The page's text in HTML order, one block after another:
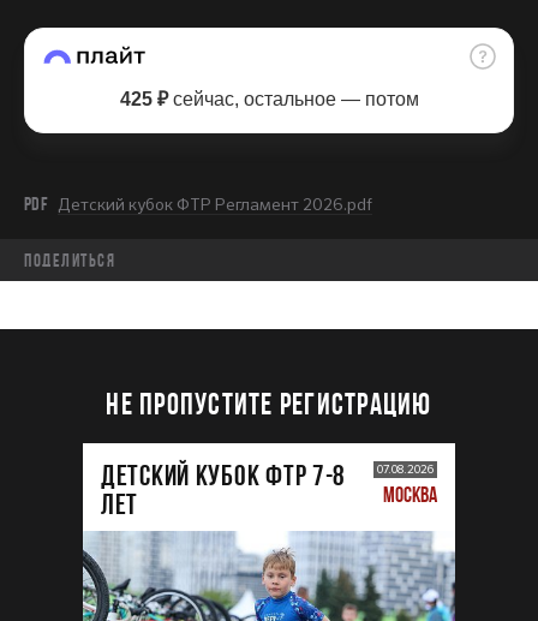
425 ₽сейчас, остальное — потом
PDF Детский кубок ФТР Регламент 2026.pdf
Поделиться
НЕ ПРОПУСТИТЕ РЕГИСТРАЦИЮ
ДЕТСКИЙ КУБОК ФТР 7-8
лет
07.08.2026
МОСКВА